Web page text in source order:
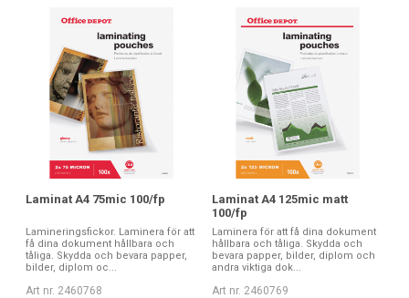
Laminat A4 75mic 100/fp
Lamineringsfickor. Laminera för att
få dina dokument hållbara och
tåliga. Skydda och bevara papper,
bilder, diplom oc...
Art nr. 2460768
Laminat A4 125mic matt
100/fp
Laminera för att få dina dokument
hållbara och tåliga. Skydda och
bevara papper, bilder, diplom och
andra viktiga dok...
Art nr. 2460769